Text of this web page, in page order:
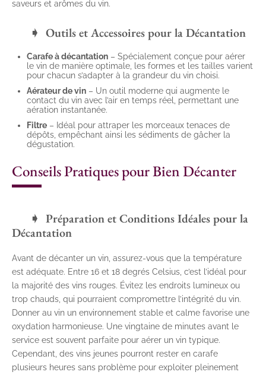
saveurs et arômes du vin.
Outils et Accessoires pour la Décantation
Carafe à décantation – Spécialement conçue pour aérer
le vin de manière optimale, les formes et les tailles varient
pour chacun s’adapter à la grandeur du vin choisi.
Aérateur de vin – Un outil moderne qui augmente le
contact du vin avec l’air en temps réel, permettant une
aération instantanée.
Filtre – Idéal pour attraper les morceaux tenaces de
dépôts, empêchant ainsi les sédiments de gâcher la
dégustation.
Conseils Pratiques pour Bien Décanter
Préparation et Conditions Idéales pour la
Décantation
Avant de décanter un vin, assurez-vous que la température
est adéquate. Entre 16 et 18 degrés Celsius, c’est l’idéal pour
la majorité des vins rouges. Évitez les endroits lumineux ou
trop chauds, qui pourraient compromettre l’intégrité du vin.
Donner au vin un environnement stable et calme favorise une
oxydation harmonieuse. Une vingtaine de minutes avant le
service est souvent parfaite pour aérer un vin typique.
Cependant, des vins jeunes pourront rester en carafe
plusieurs heures sans problème pour exploiter pleinement